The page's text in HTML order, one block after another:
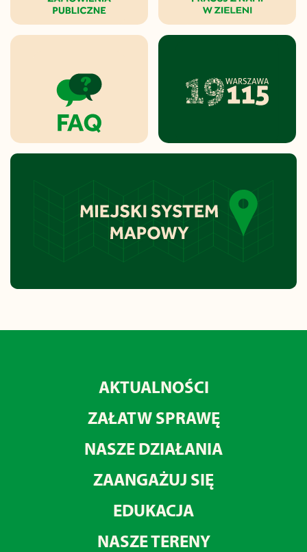
AKTUALNOŚCI
ZAŁATW SPRAWĘ
NASZE DZIAŁANIA
ZAANGAŻUJ SIĘ
EDUKACJA
NASZE TERENY